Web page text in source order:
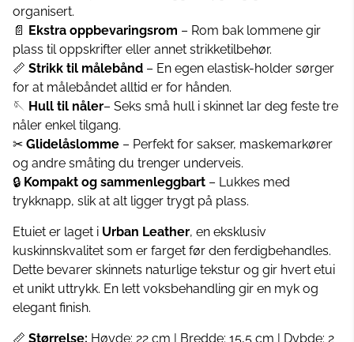
organisert.
📄
Ekstra oppbevaringsrom – Rom bak lommene gir
plass til oppskrifter eller annet strikketilbehør.
📏 Strikk til målebånd – En egen elastisk-holder sørger
for at målebåndet alltid er for hånden.
🪡 Hull til nåler– Seks små hull i skinnet lar deg feste tre
nåler enkel tilgang.
✂ Glidelåslomme – Perfekt for sakser, maskemarkører
og andre småting du trenger underveis.
🔒 Kompakt og sammenleggbart – Lukkes med
trykknapp, slik at alt ligger trygt på plass.
Etuiet er laget i Urban Leather, en eksklusiv
kuskinnskvalitet som er farget før den ferdigbehandles.
Dette bevarer skinnets naturlige tekstur og gir hvert etui
et unikt uttrykk. En lett voksbehandling gir en myk og
elegant finish.
📏 Størrelse: Høyde: 22 cm | Bredde: 15,5 cm | Dybde: 2